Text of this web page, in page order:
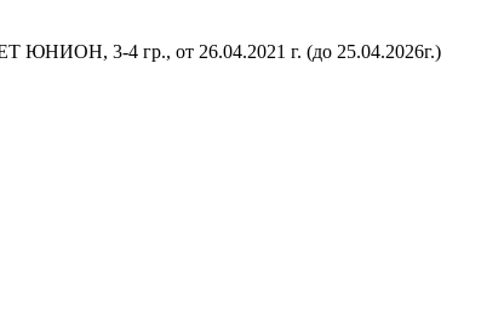
ЮНИОН, 3-4 гр., от 26.04.2021 г. (до 25.04.2026г.)